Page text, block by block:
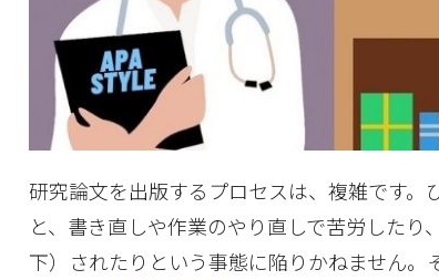
研究論文を出版するプロセスは、複雑です。
と、書き直しや作業のやり直しで苦労した
下）されたりという事態に陥りかねません